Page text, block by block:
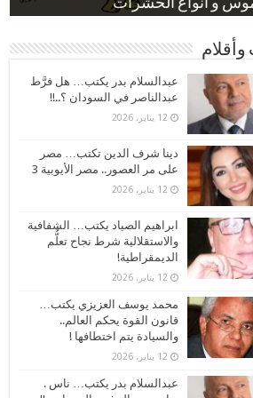
و أنواع الحشرات
بعد ارتفاع الأسعار
نسبة الطلاق في مصر
كاركاتيرية
كاركاتيرية
وأقلام
عبدالسلام بدر يكتب… هل فرَّط
عبدالناصر في السودان ؟..!!
12 يناير، 2026
دينا شرف الدين تكتب… مصر
على مر العصور.. مصر الأيوبية 3
12 يناير، 2026
ابراهيم الصياد يكتب… الشفافية
والاستقلالية شرط نجاح تعلُّم
الديمقراطية!
12 يناير، 2026
محمد يوسف العزيزي يكتب…
قانون القوة يحكم العالم..
والسيادة يتم اختطافها !
12 يناير، 2026
عبدالسلام بدر يكتب… ناس .